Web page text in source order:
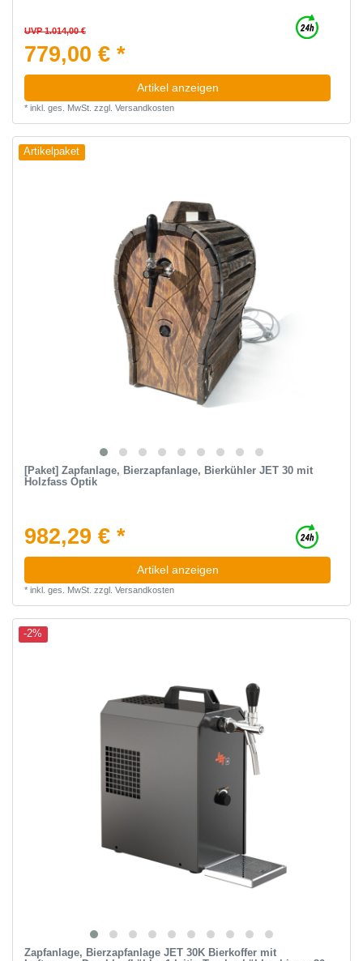
UVP 1.014,00 €
779,00 € *
Artikel anzeigen
* inkl. ges. MwSt. zzgl. Versandkosten
Artikelpaket
[Paket] Zapfanlage, Bierzapfanlage, Bierkühler JET 30 mit
Holzfass Optik
982,29 € *
Artikel anzeigen
* inkl. ges. MwSt. zzgl. Versandkosten
-2%
Zapfanlage, Bierzapfanlage JET 30K Bierkoffer mit